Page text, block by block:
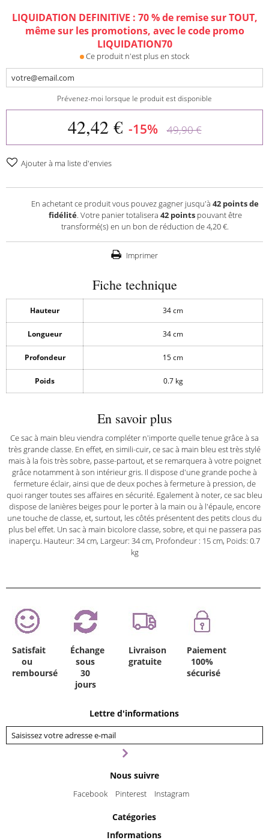
LIQUIDATION DEFINITIVE : 70 % de remise sur TOUT,
même sur les promotions, avec le code promo
LIQUIDATION70
Ce produit n'est plus en stock
Prévenez-moi lorsque le produit est disponible
42,42 € -15% 49,90 €
Ajouter à ma liste d'envies
En achetant ce produit vous pouvez gagner jusqu'à 42 points de
fidélité. Votre panier totalisera 42pointspouvant être
transformé(s) en un bon de réduction de4,20 €.
Imprimer
Fiche technique
Hauteur 34 cm
Longueur 34 cm
Profondeur 15 cm
Poids 0.7 kg
En savoir plus
Ce sac à main bleu viendra compléter n'importe quelle tenue grâce à sa
très grande classe. En effet, en simili-cuir, ce sac à main bleu est très stylé
mais à la fois très sobre, passe-partout, et se remarquera à votre poignet
grâce notamment à son intérieur gris. Il dispose d'une grande poche à
fermeture éclair, ainsi que de deux poches à fermeture à pression, de
quoi ranger toutes ses affaires en sécurité. Egalement à noter, ce sac bleu
dispose de lanières beiges pour le porter à la main ou à l'épaule, encore
une touche de classe, et, surtout, les côtés présentent des petits clous du
plus bel effet. Un sac à main bicolore classe, sobre, et qui ne passera pas
inaperçu. Hauteur: 34 cm, Largeur: 34 cm, Profondeur : 15 cm, Poids: 0.7
kg
Satisfait
ou
remboursé
Échange
sous
30
jours
Livraison
gratuite
Paiement
100%
sécurisé
Lettre d'informations
Nous suivre
Facebook Pinterest Instagram
Catégories
Informations